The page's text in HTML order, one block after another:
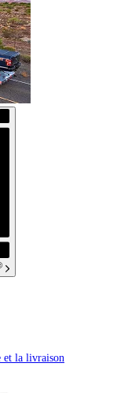
et la livraison